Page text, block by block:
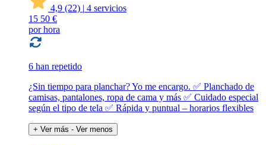
4,9 (22) | 4 servicios
15 50 €
por hora
6 han repetido
¿Sin tiempo para planchar? Yo me encargo. ✅ Planchado de
camisas, pantalones, ropa de cama y más ✅ Cuidado especial
según el tipo de tela ✅ Rápida y puntual – horarios flexibles
+ Ver más - Ver menos